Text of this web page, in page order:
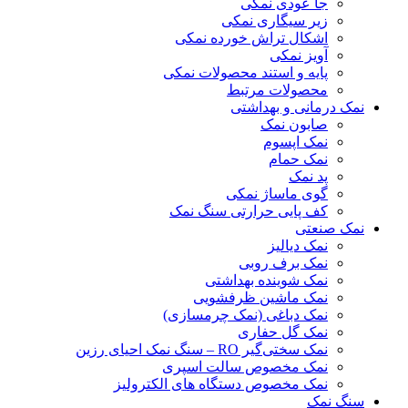
جا عودی نمکی
زیر سیگاری نمکی
اشکال تراش خورده نمکی
آویز نمکی
پایه و استند محصولات نمکی
محصولات مرتبط
نمک درمانی و بهداشتی
صابون نمک
نمک اپسوم
نمک حمام
پد نمک
گوی ماساژ نمکی
کف پایی حرارتی سنگ نمک
نمک صنعتی
نمک دیالیز
نمک برف روبی
نمک شوینده بهداشتی
نمک ماشین ظرفشویی
نمک دباغی (نمک چرمسازی)
نمک گل حفاری
نمک سختی‌گیر RO – سنگ نمک احیای رزین
نمک مخصوص سالت اسپری
نمک مخصوص دستگاه های الکترولیز
سنگ نمک